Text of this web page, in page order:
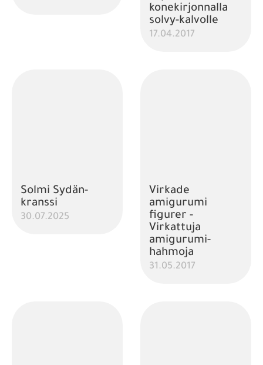
konekirjonnalla
solvy-kalvolle
17.04.2017
Solmi Sydän-
kranssi
30.07.2025
Virkade
amigurumi
figurer -
Virkattuja
amigurumi-
hahmoja
31.05.2017